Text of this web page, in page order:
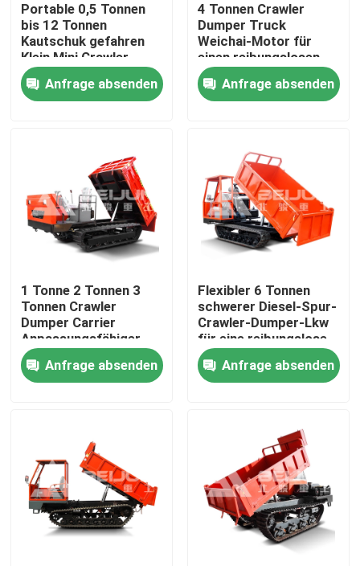
Nach Hause
Kontakte
Produkte
Videos
Untertagekipplaster
Untertagesattelschlepper
Crawler-Dumper-Lkw
Portable 0,5 Tonnen
bis 12 Tonnen
Kautschuk gefahren
Klein Mini Crawler
Träger Lkw Diesel
angetrieben
Anfrage absenden
4 Tonnen Crawler
Dumper Truck
Weichai-Motor für
einen reibungslosen
Transport von
MaterialAnfrage absenden
1 Tonne 2 Tonnen 3
Tonnen Crawler
Dumper Carrier
Anpassungsfähiger
tragbarer Diesel zum
VerkaufAnfrage absenden
Flexibler 6 Tonnen
schwerer Diesel-Spur-
Crawler-Dumper-Lkw
für eine reibungslose
Materialbearbeitung
Anfrage absenden